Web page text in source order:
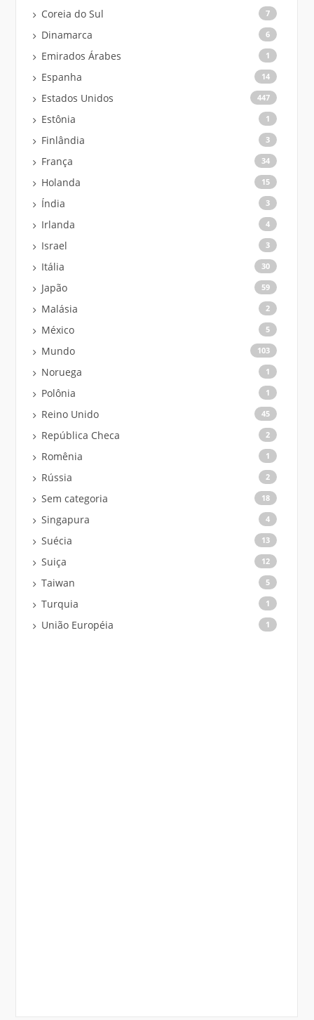
Coreia do Sul 7
Dinamarca 6
Emirados Árabes 1
Espanha 14
Estados Unidos 447
Estônia 1
Finlândia 3
França 34
Holanda 15
Índia 3
Irlanda 4
Israel 3
Itália 30
Japão 59
Malásia 2
México 5
Mundo 103
Noruega 1
Polônia 1
Reino Unido 45
República Checa 2
Romênia 1
Rússia 2
Sem categoria 18
Singapura 4
Suécia 13
Suiça 12
Taiwan 5
Turquia 1
União Européia 1